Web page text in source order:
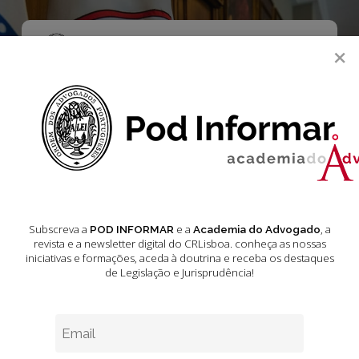
to
main
Menu
Acórdãos do
Tribunal da
Coimbra Março
2025
×
Subscreva a POD INFORMARe a Academia do Advogado, a
revista e a newsletter digital do CRLisboa. conheça as nossas
iniciativas e formações, aceda à doutrina e receba os destaques
de Legislação e Jurisprudência!